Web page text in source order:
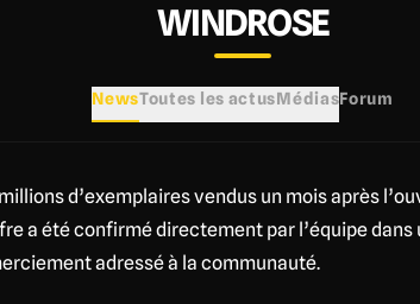
WINDROSE
NewsToutes les actusMédiasForum
d’exemplaires vendus un mois après
a été confirmé directement par l’équipe
adressé à la communauté.